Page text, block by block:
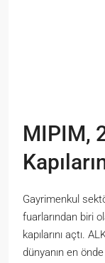
MIPIM,
Gayrimenkul
fuarlarından biri
kapılarını açtı.
dünyanın en